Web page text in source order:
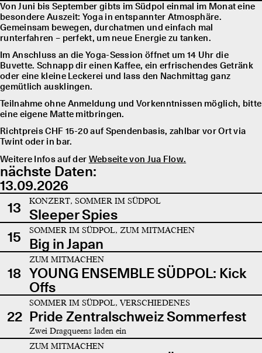
Von Juni bis September gibts im Südpol einmal im Monat eine
besondere Auszeit: Yoga in entspannter Atmosphäre.
Gemeinsam bewegen, durchatmen und einfach mal
runterfahren – perfekt, um neue Energie zu tanken.
Im Anschluss an die Yoga-Session öffnet um 14 Uhr die
Buvette. Schnapp dir einen Kaffee, ein erfrischendes Getränk
oder eine kleine Leckerei und lass den Nachmittag ganz
gemütlich ausklingen.
Teilnahme ohne Anmeldung und Vorkenntnissen möglich, bitte
eine eigene Matte mitbringen.
Richtpreis CHF 15-20 auf Spendenbasis, zahlbar vor Ort via
Twint oder in bar.
Weitere Infos auf der Webseite von Jua Flow.
nächste Daten:
13.09.2026
13
KONZERT, SOMMER IM SÜDPOL
Sleeper Spies
15
SOMMER IM SÜDPOL, ZUM MITMACHEN
Big in Japan
18
ZUM MITMACHEN
YOUNG ENSEMBLE SÜDPOL: Kick
Offs
22
SOMMER IM SÜDPOL, VERSCHIEDENES
Pride Zentralschweiz Sommerfest
Zwei Dragqueens laden ein
ZUM MITMACHEN